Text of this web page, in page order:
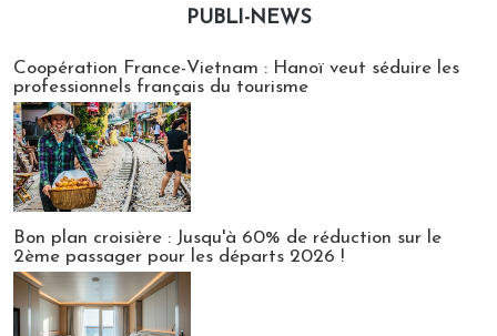
PUBLI-NEWS
Coopération France-Vietnam : Hanoï veut séduire les
professionnels français du tourisme
Bon plan croisière : Jusqu'à 60% de réduction sur le
2ème passager pour les départs 2026 !